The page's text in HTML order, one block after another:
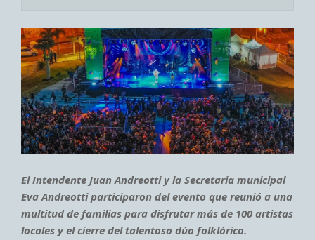
El Intendente Juan Andreotti y la Secretaria municipal
Eva Andreotti participaron del evento que reunió a una
multitud de familias para disfrutar más de 100 artistas
locales y el cierre del talentoso dúo folklórico.